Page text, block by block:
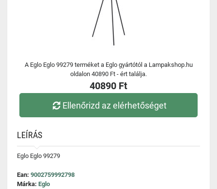
A Eglo Eglo 99279 terméket a Eglo gyártótól a Lampakshop.hu
oldalon 40890 Ft - ért találja.
40890 Ft
Ellenőrizd az elérhetőséget
LEÍRÁS
Eglo Eglo 99279
Ean: 9002759992798
Márka: Eglo